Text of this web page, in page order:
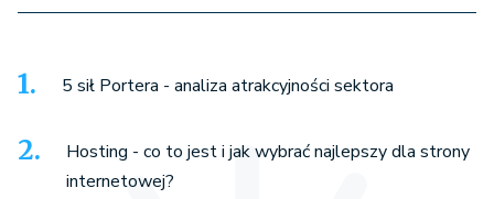
5 sił Portera - analiza atrakcyjności sektora
Hosting - co to jest i jak wybrać najlepszy dla strony
internetowej?